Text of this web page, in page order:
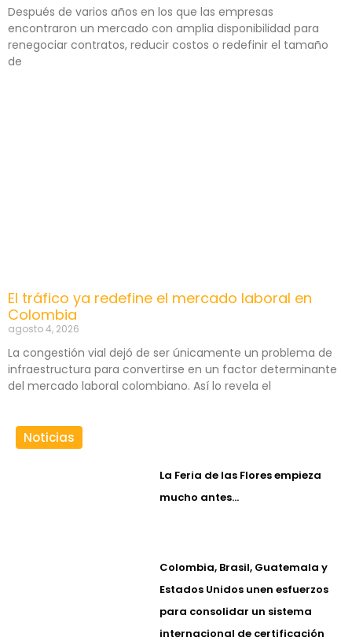
Después de varios años en los que las empresas
encontraron un mercado con amplia disponibilidad para
renegociar contratos, reducir costos o redefinir el tamaño
de
El tráfico ya redefine el mercado laboral en
Colombia
agosto 4, 2026
La congestión vial dejó de ser únicamente un problema de
infraestructura para convertirse en un factor determinante
del mercado laboral colombiano. Así lo revela el
Noticias
La Feria de las Flores empieza
mucho antes…
Colombia, Brasil, Guatemala y
Estados Unidos unen esfuerzos
para consolidar un sistema
internacional de certificación